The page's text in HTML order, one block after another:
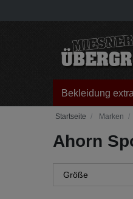
Bekleidung
Marken
Ahorn
Größe